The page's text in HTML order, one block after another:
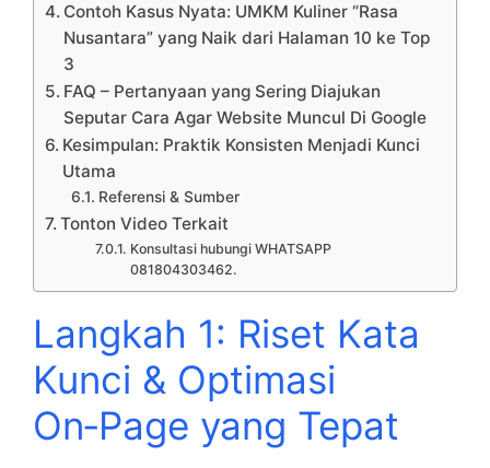
Contoh Kasus Nyata: UMKM Kuliner “Rasa
Nusantara” yang Naik dari Halaman 10 ke Top
3
FAQ – Pertanyaan yang Sering Diajukan
Seputar Cara Agar Website Muncul Di Google
Kesimpulan: Praktik Konsisten Menjadi Kunci
Utama
Referensi & Sumber
Tonton Video Terkait
Konsultasi hubungi WHATSAPP
081804303462.
Langkah 1: Riset Kata
Kunci & Optimasi
On‑Page yang Tepat